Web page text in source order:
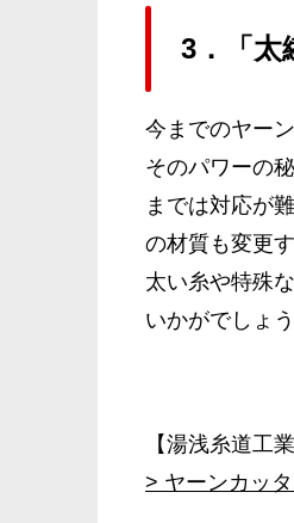
3．「太
今までのヤー
そのパワーの
までは対応が
の材質も変更
太い糸や特殊
いかがでしょう
【湯浅糸道工
> ヤーンカッ